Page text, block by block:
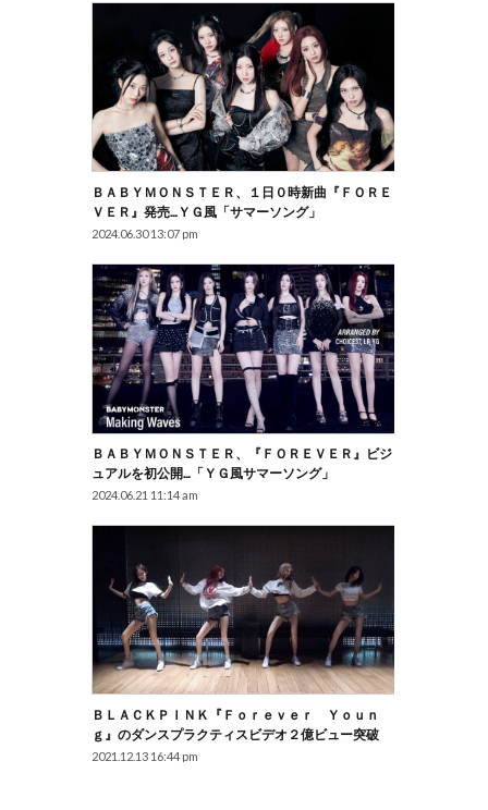
ＢＡＢＹＭＯＮＳＴＥＲ、１日０時新曲『ＦＯＲＥ
ＶＥＲ』発売…ＹＧ風「サマーソング」
2024.06.30 13:07 pm
ＢＡＢＹＭＯＮＳＴＥＲ、『ＦＯＲＥＶＥＲ』ビジ
ュアルを初公開…「ＹＧ風サマーソング」
2024.06.21 11:14 am
ＢＬＡＣＫＰＩＮＫ『Ｆｏｒｅｖｅｒ Ｙｏｕｎ
Ｇ』のダンスプラクティスビデオ２億ビュー突破
2021.12.13 16:44 pm